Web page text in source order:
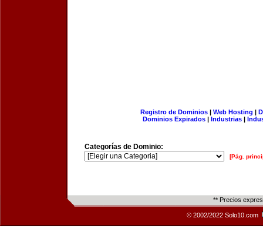
Registro de Dominios| Web Hosting |
Dominios Expirados | Industrias |
Categorías de Dominio:
[Pág.
** Precios
© 2002/2022 Solo10.com